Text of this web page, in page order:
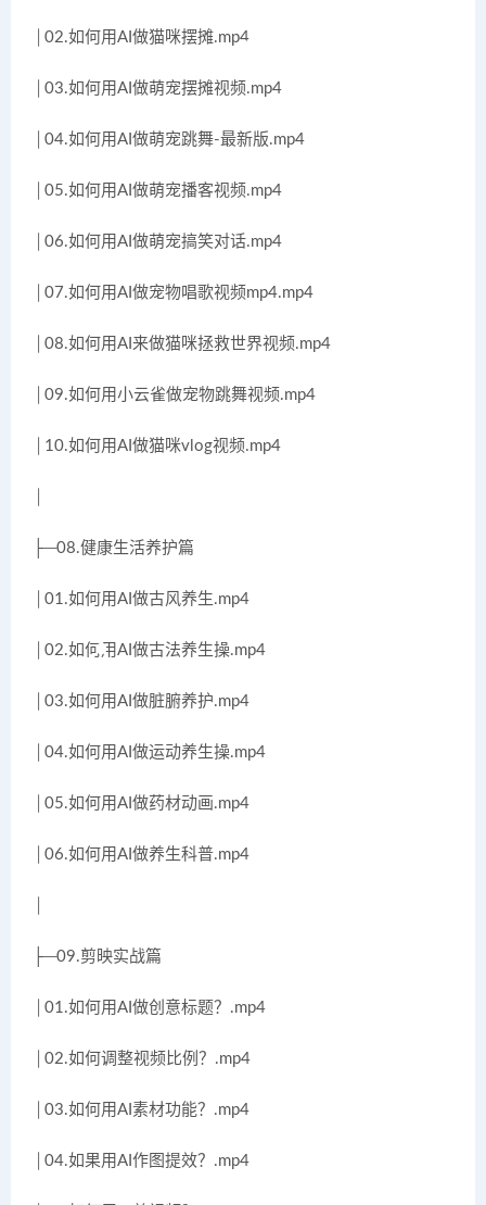
│02.如何用AI做猫咪摆摊.mp4
│03.如何用AI做萌宠摆摊视频.mp4
│04.如何用AI做萌宠跳舞-最新版.mp4
│05.如何用AI做萌宠播客视频.mp4
│06.如何用AI做萌宠搞笑对话.mp4
│07.如何用AI做宠物唱歌视频mp4.mp4
│08.如何用AI来做猫咪拯救世界视频.mp4
│09.如何用小云雀做宠物跳舞视频.mp4
│10.如何用AI做猫咪vlog视频.mp4
├─08.健康生活养护篇
│01.如何用AI做古风养生.mp4
│02.如何用AI做古法养生操.mp4
│03.如何用AI做脏腑养护.mp4
│04.如何用AI做运动养生操.mp4
│05.如何用AI做药材动画.mp4
│06.如何用AI做养生科普.mp4
├─09.剪映实战篇
│01.如何用AI做创意标题？.mp4
│02.如何调整视频比例？.mp4
│03.如何用AI素材功能？.mp4
│04.如果用AI作图提效？.mp4